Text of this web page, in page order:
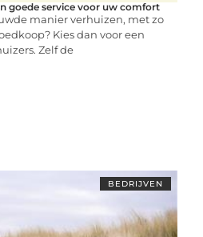
goede service voor uw comfort
manier verhuizen, met zo
Kies dan voor een
Zelf de
BEDRIJVEN